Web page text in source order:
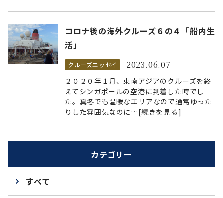
コロナ後の海外クルーズ６の４「船内生
活」
クルーズエッセイ 2023.06.07
２０２０年１月、東南アジアのクルーズを終
えてシンガポールの空港に到着した時でし
た。真冬でも温暖なエリアなので通常ゆった
りした雰囲気なのに…[続きを見る]
カテゴリー
すべて